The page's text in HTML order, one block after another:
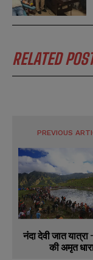
RELATED
PREVIOUS
नंदा देवी जात यात्रा
की अमृत